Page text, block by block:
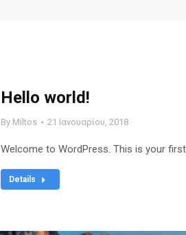
Hello world!
By Miltos 21 Ιανουαρίου, 2018
Welcome to WordPress. This is your
Details